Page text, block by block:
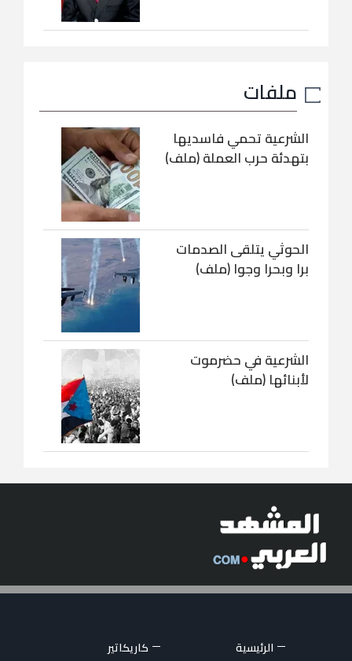
ملفات
الشرعية تحمي فاسديها
بتهدئة حرب العملة (ملف)
الحوثي يتلقى الصدمات
برا وبحرا وجوا (ملف)
الشرعية في حضرموت
لأبنائها (ملف)
الرئيسية
كاريكاتير